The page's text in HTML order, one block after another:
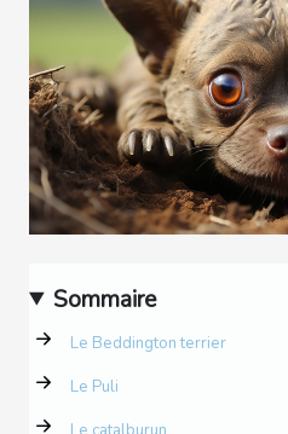
Sommaire
Le Beddington terrier
Le Puli